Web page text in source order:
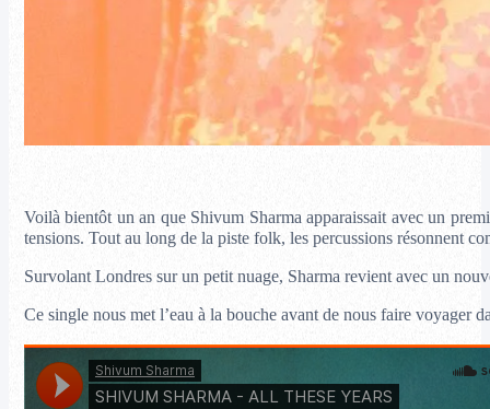
Voilà bientôt un an que Shivum Sharma apparaissait avec un
tensions. Tout au long de la piste folk, les percussions résonnent
Survolant Londres sur un petit nuage, Sharma revient avec un
Ce single nous met l’eau à la bouche avant de nous faire voyager